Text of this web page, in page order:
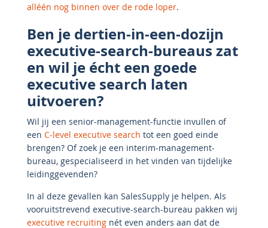
alléén nog binnen over de rode loper.
Ben je dertien-in-een-dozijn
executive-search-bureaus zat
en wil je écht een goede
executive search laten
uitvoeren?
Wil jij een senior-management-functie invullen of
een C-level executive search tot een goed einde
brengen? Of zoek je een interim-management-
bureau, gespecialiseerd in het vinden van tijdelijke
leidinggevenden?
In al deze gevallen kan SalesSupply je helpen. Als
vooruitstrevend executive-search-bureau pakken wij
executive recruiting nét even anders aan dat de